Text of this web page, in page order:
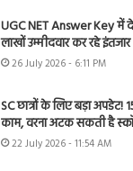
UGC NET Answer Key में
लाखों उम्मीदवार कर रहे इंतजार
26 July 2026 - 6:11 PM
SC छात्रों के लिए बड़ा
काम, वरना अटक सकती है
22 July 2026 - 11:54 AM